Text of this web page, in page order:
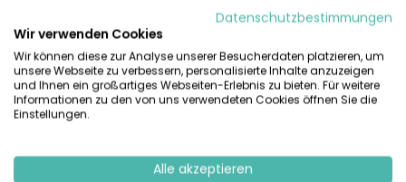
Am Wasser
Seestrand, beheiztes Freibad
Marina und Bootsrampe
Wellness, Fitness, Animation
Leihrad, E-Chopper, SUP, Boot
Freuen Sie sich auf vielseitig-aktiven und entspannenden Urlaub am
im Freibad oder See baden, ob Motorboot fahren, paddeln, „SUPpen“ – im
EuroParcs Marina Strandbad in Gelderland dreht sich fast alles ums
Datenschutzbestimmungen
Wir verwenden Cookies
Wir können diese zur Analyse unserer Besucherdaten platzieren, um
unsere Webseite zu verbessern, personalisierte Inhalte anzuzeigen
und Ihnen ein großartiges Webseiten-Erlebnis zu bieten. Für weitere
Informationen zu den von uns verwendeten Cookies öffnen Sie die
Einstellungen.
Alle akzeptieren